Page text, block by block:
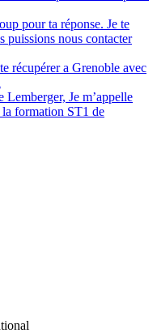
pour ta réponse. Je te
puissions nous contacter
récupérer a Grenoble avec
Lemberger, Je m’appelle
la formation ST1 de